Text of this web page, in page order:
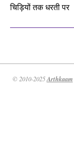
चिड़ियों तक धरती पर
© 2010-2025Arthkaam